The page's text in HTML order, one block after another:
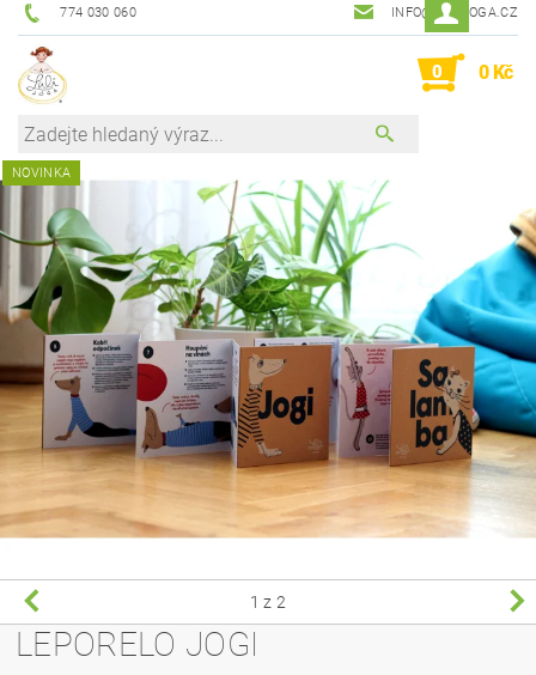
774 030 060 INFO@LALIJOGA.CZ
0 0 Kč
NOVINKA
1 z 2
LEPORELO JOGI